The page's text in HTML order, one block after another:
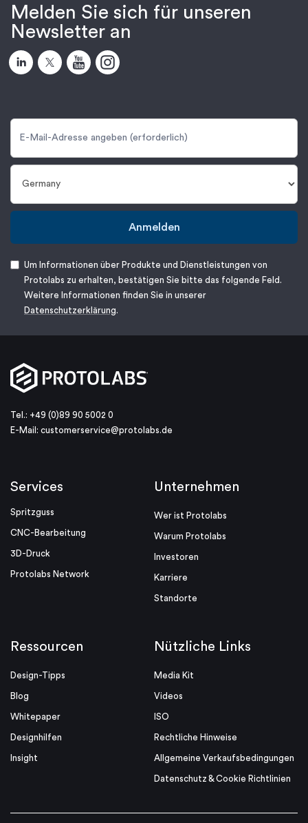
Melden Sie sich für unseren
Newsletter an
Anmelden
Um Informationen über Produkte und Dienstleistungen von
Protolabs zu erhalten, bestätigen Sie bitte das folgende Feld.
Weitere Informationen finden Sie in unserer
Datenschutzerklärung.
Tel.: +49 (0)89 90 5002 0
E-Mail: customerservice@protolabs.de
Services
Spritzguss
CNC-Bearbeitung
3D-Druck
Protolabs Network
Unternehmen
Wer ist Protolabs
Warum Protolabs
Investoren
Karriere
Standorte
Ressourcen
Design-Tipps
Blog
Whitepaper
Designhilfen
Insight
Nützliche Links
Media Kit
Videos
ISO
Rechtliche Hinweise
Allgemeine Verkaufsbedingungen
Datenschutz & Cookie Richtlinien